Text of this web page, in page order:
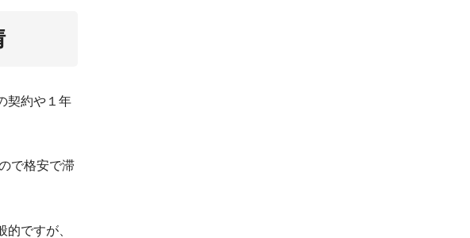
れで全部！タイ移住と就職にかかる費用をまと
契約や１年
で格安で滞
ですが、